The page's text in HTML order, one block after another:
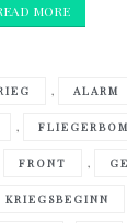
MORE
, ALARM
,
FRONT ,
KRIEGSBEGINN